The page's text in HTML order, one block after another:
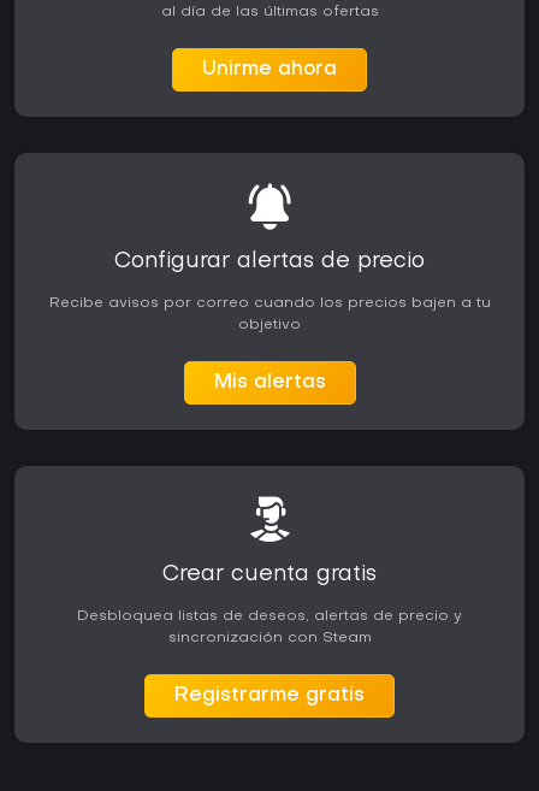
al día de las últimas ofertas
Unirme ahora
Configurar alertas de precio
Recibe avisos por correo cuando los precios bajen a tu
objetivo
Mis alertas
Crear cuenta gratis
Desbloquea listas de deseos, alertas de precio y
sincronización con Steam
Registrarme gratis